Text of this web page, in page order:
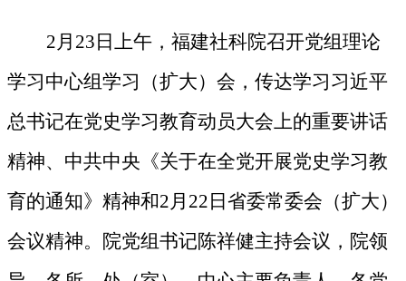
2 月 23 日上午 ， 福建社科院召开党组理论
学习中心组学习（扩大）会， 传达学习习近平
总书记在党史学习教育动员大会上的重要讲话
精神、 中共中央《关于在全党开展党史学习教
育的通知》 精神和2月22日 省委常委会（扩大）
会议精神。 院党组书记陈祥健主持会议，院领